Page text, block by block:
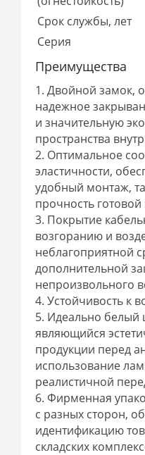
Срок службы, лет
Серия
Преимущества
1. Двойной замок,
надежное
и значительную
пространства
2. Оптимальное
эластичности,
удобный монтаж,
прочность готовой
3. Покрытие
возгоранию и
неблагоприятной
дополнительной
непроизвольного
4. Устойчивость к
5. Идеально белый
являющийся
продукции перед
использование
реалистичной
6. Фирменная
с разных сторон,
идентификацию
складских